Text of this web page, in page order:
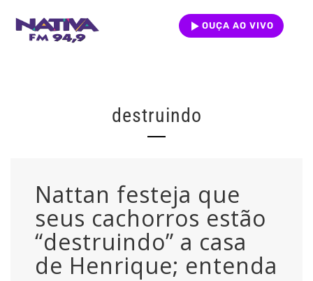
OUÇA AO VIVO
destruindo
Nattan festeja que
seus cachorros estão
“destruindo” a casa
de Henrique; entenda